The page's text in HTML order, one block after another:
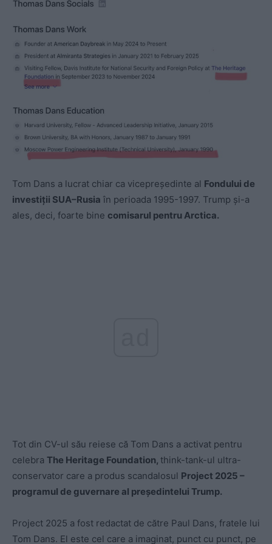
Tom Dans a lucrat chiar ca vicepreședinte al Fondului de
investiții SUA–Rusia în perioada 1995-1997. Trump și-a
ales, deci, foarte bine comisarul pentru Arctica.
Tot din CV-ul său reiese că Tom Dans a activat pentru
celebra The Heritage Foundation, think-tank-ul ultra-
conservator care a produs scandalosul Project 2025 –
programul de guvernare al președintelui Trump.
Project 2025 a fost redactat de către Paul Dans, fratele lui
Tom Dans. El este cel care a imaginat, punct cu punct, pe